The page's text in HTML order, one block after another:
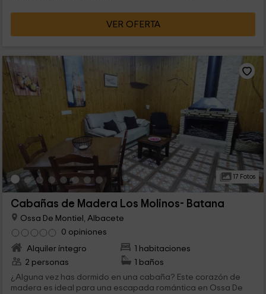
VER OFERTA
17 Fotos
Cabañas de Madera Los Molinos- Batana
Ossa De Montiel, Albacete
0 opiniones
Alquiler íntegro
1 habitaciones
2 personas
1 baños
¿Alguna vez has dormido en una cabaña? Este corazón de
madera es ideal para una escapada romántica en Ossa De